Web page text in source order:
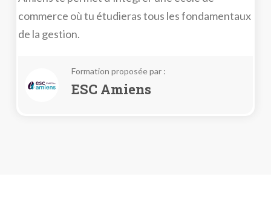
commerce où tu étudieras tous les fondamentaux
de la gestion.
Formation proposée par :
ESC Amiens